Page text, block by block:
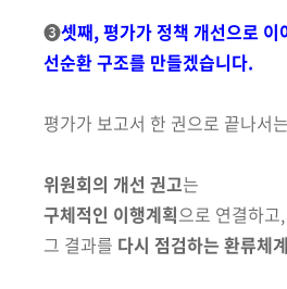
➌셋째, 평가가 정책 개선으로 이
선순환 구조를 만들겠습니다.
평가가 보고서 한 권으로 끝나서
위원회의 개선 권고는
구체적인 이행계획으로 연결하고,
그 결과를 다시 점검하는 환류체계